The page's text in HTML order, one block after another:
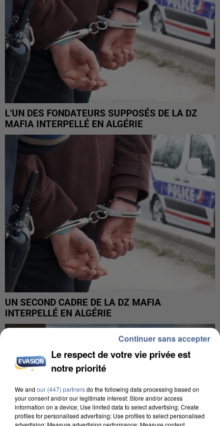
L’UN DES FONDATEURS SUPPOSÉS DE LA DZ
MAFIA INTERPELLÉ EN ALGÉRIE
UN SECOND CADRE DE LA DZ MAFIA
INTERPELLÉ EN ALGÉRIE
Le respect de votre vie privée est
notre priorité
We and our (447) partnersdo the following data processing based on
your consent and/or our legitimate interest: Store and/or access
information on a device; Use limited data to select advertising; Create
profiles for personalised advertising; Use profiles to select personalised
advertising; Measure advertising performance; Measure content
Continuer sans accepter